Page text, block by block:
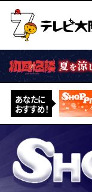
あなたに
おすすめ！